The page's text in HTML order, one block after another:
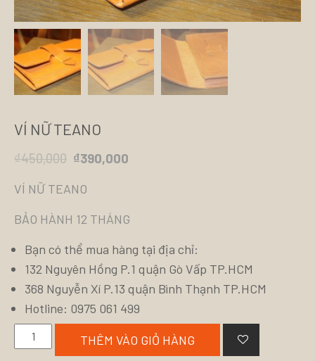
VÍ NỮ TEANO
₫450,000 ₫390,000
VÍ NỮ TEANO
BẢO HÀNH 12 THÁNG
Bạn có thể mua hàng tại địa chỉ:
132 Nguyên Hồng P.1 quận Gò Vấp TP.HCM
368 Nguyễn Xí P.13 quận Bình Thạnh TP.HCM
Hotline: 0975 061 499
NỮ
THÊM VÀO GIỎ HÀNG